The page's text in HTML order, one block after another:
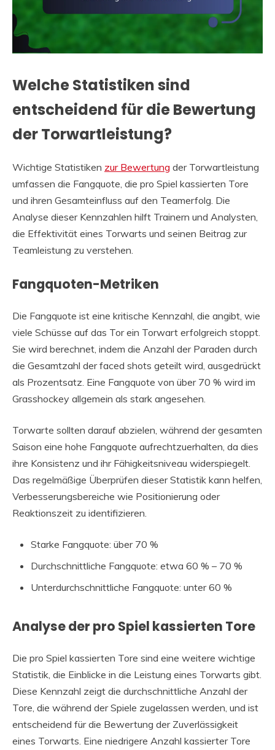
Welche Statistiken sind
entscheidend für die Bewertung
der Torwartleistung?
Wichtige Statistiken zur Bewertung der Torwartleistung
umfassen die Fangquote, die pro Spiel kassierten Tore
und ihren Gesamteinfluss auf den Teamerfolg. Die
Analyse dieser Kennzahlen hilft Trainern und Analysten,
die Effektivität eines Torwarts und seinen Beitrag zur
Teamleistung zu verstehen.
Fangquoten-Metriken
Die Fangquote ist eine kritische Kennzahl, die angibt, wie
viele Schüsse auf das Tor ein Torwart erfolgreich stoppt.
Sie wird berechnet, indem die Anzahl der Paraden durch
die Gesamtzahl der faced shots geteilt wird, ausgedrückt
als Prozentsatz. Eine Fangquote von über 70 % wird im
Grasshockey allgemein als stark angesehen.
Torwarte sollten darauf abzielen, während der gesamten
Saison eine hohe Fangquote aufrechtzuerhalten, da dies
ihre Konsistenz und ihr Fähigkeitsniveau widerspiegelt.
Das regelmäßige Überprüfen dieser Statistik kann helfen,
Verbesserungsbereiche wie Positionierung oder
Reaktionszeit zu identifizieren.
Starke Fangquote: über 70 %
Durchschnittliche Fangquote: etwa 60 % – 70 %
Unterdurchschnittliche Fangquote: unter 60 %
Analyse der pro Spiel kassierten Tore
Die pro Spiel kassierten Tore sind eine weitere wichtige
Statistik, die Einblicke in die Leistung eines Torwarts gibt.
Diese Kennzahl zeigt die durchschnittliche Anzahl der
Tore, die während der Spiele zugelassen werden, und ist
entscheidend für die Bewertung der Zuverlässigkeit
eines Torwarts. Eine niedrigere Anzahl kassierter Tore